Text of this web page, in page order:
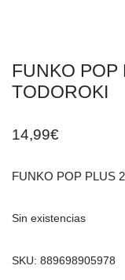
FUNKO
TODOROKI
14,99€
FUNKO POP PLUS
Sin existencias
SKU: 889698905978